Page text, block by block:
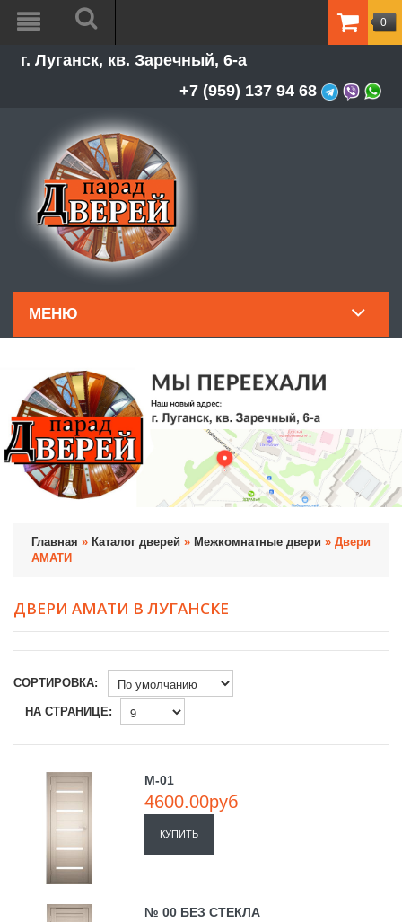
г. Луганск, кв. Заречный, 6-а
+7 (959) 137 94 68
0
МЕНЮ
Главная » Каталог дверей » Межкомнатные двери » Двери
АМАТИ
ДВЕРИ АМАТИ В ЛУГАНСКЕ
СОРТИРОВКА:
НА СТРАНИЦЕ:
М-01
4600.00руб
КУПИТЬ
№ 00 БЕЗ СТЕКЛА